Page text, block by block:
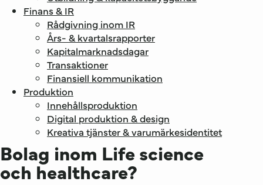
Finans & IR
Rådgivning inom IR
Års- & kvartalsrapporter
Kapitalmarknadsdagar
Transaktioner
Finansiell kommunikation
Produktion
Innehållsproduktion
Digital produktion & design
Kreativa tjänster & varumärkesidentitet
Bolag inom Life science
och healthcare?